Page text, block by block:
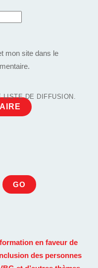
mon site dans le
DE DIFFUSION.
GO
en faveur de
des personnes